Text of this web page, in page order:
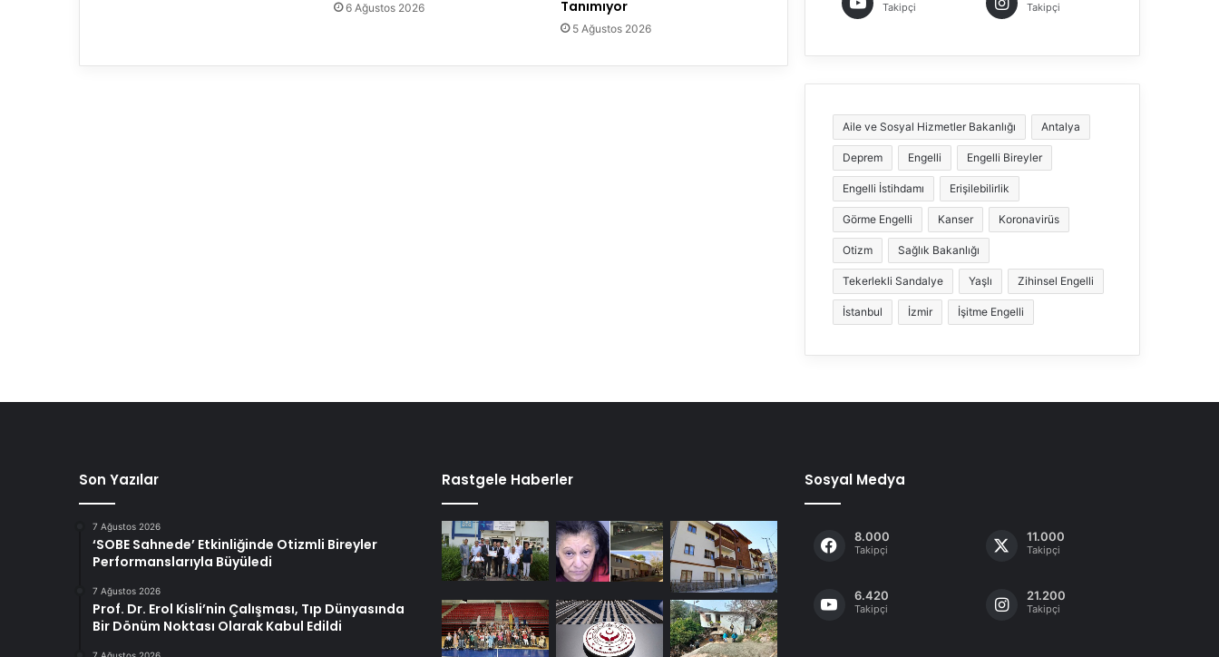
6 Ağustos 2026
Tanımıyor
5 Ağustos 2026
Takipçi Takipçi
Aile ve Sosyal Hizmetler Bakanlığı Antalya
Deprem Engelli Engelli Bireyler
Engelli İstihdamı Erişilebilirlik
Görme Engelli Kanser Koronavirüs
Otizm Sağlık Bakanlığı
Tekerlekli Sandalye Yaşlı Zihinsel Engelli
İstanbul İzmir İşitme Engelli
Son Yazılar
7 Ağustos 2026
‘SOBE Sahnede’ Etkinliğinde Otizmli Bireyler
Performanslarıyla Büyüledi
7 Ağustos 2026
Prof. Dr. Erol Kisli’nin Çalışması, Tıp Dünyasında
Bir Dönüm Noktası Olarak Kabul Edildi
Rastgele Haberler Sosyal Medya
8.000
Takipçi
11.000
Takipçi
6.420
Takipçi
21.200
Takipçi